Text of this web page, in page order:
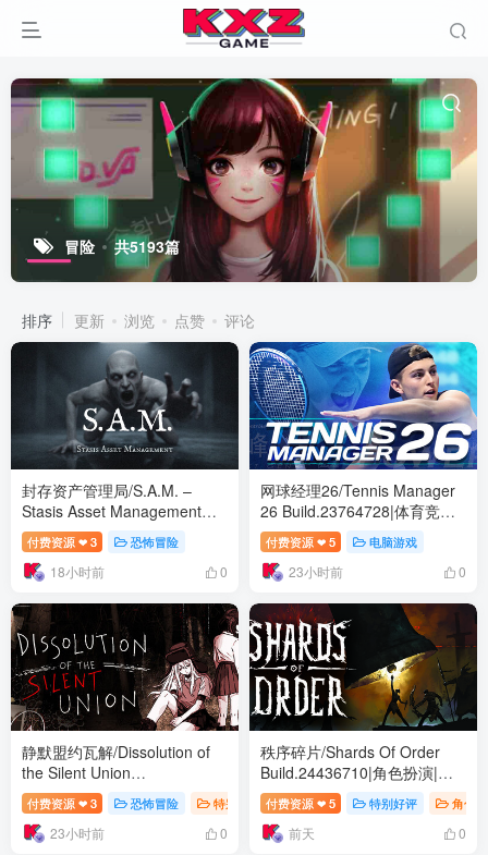
冒险 共5193篇
排序 更新 浏览 点赞 评论
封存资产管理局/S.A.M. –
Stasis Asset Management
Build.24291086|恐怖冒险|容
量399B|免安装绿色中文版
付费资源 ❤ 3 恐怖冒险
18小时前 0
网球经理26/Tennis Manager
26 Build.23764728|体育竞速|
容量4.1GB|免安装绿色中文版
付费资源 ❤ 5 电脑游戏
23小时前 0
静默盟约瓦解/Dissolution of
the Silent Union
Build.24450155|恐怖冒险|容
量1GB|免安装绿色中文版
付费资源 ❤ 3 恐怖冒险 特别好评
23小时前 0
秩序碎片/Shards Of Order
Build.24436710|角色扮演|容
量2.9GB|免安装绿色中文版
付费资源 ❤ 5 特别好评 角色
前天 0